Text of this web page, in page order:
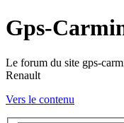
Gps-
Le forum du site gps-
Renault
Vers le contenu